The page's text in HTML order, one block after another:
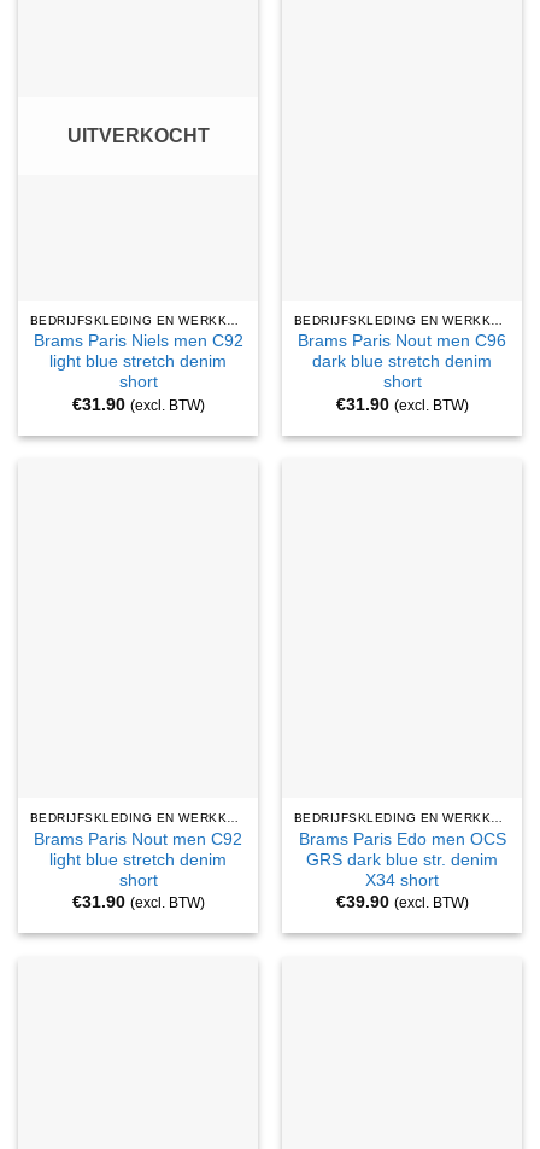
UITVERKOCHT
Brams Paris Niels men C92
light blue stretch denim
short
€31.90 (excl. BTW)
Brams Paris Nout men C96
dark blue stretch denim
short
€31.90 (excl. BTW)
Brams Paris Nout men C92
light blue stretch denim
short
€31.90 (excl. BTW)
Brams Paris Edo men OCS
GRS dark blue str. denim
X34 short
€39.90 (excl. BTW)